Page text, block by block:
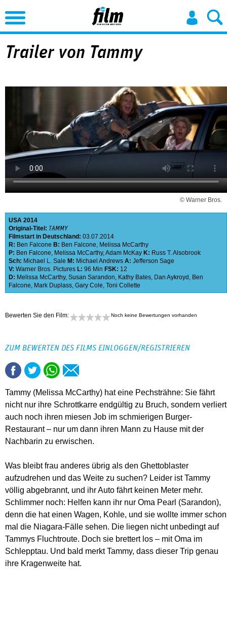
Jump to Navigation
Trailer von Tammy
© Warner Bros.
USA 2014
Original-Titel: TAMMY
Filmstart in Deutschland: 03.07.2014
R: Ben Falcone B: Ben Falcone, Melissa McCarthy
P: Ben Falcone, Melissa McCarthy,Adam McKay K: Russ T. Alsobrook
Sch: Michael L. Sale M: Michael Andrews A: Jefferson Sage
V: Warner Bros. Pictures L: 96 Min FSK: 12
D: Melissa McCarthy, Susan Sarandon, Kathy Bates, Dan Aykroyd , Ben
Falcone, Mark Duplass, Gary Cole, Toni Collette
Bewerten Sie den Film: Noch keine Bewertungen vorhanden
ZUM BEWERTEN DES FILMS EINLOGGEN/REGISTRIEREN
Tammy (Melissa McCarthy) hat eine Pechsträhne: Sie fährt
nicht nur ihre Schrottkarre endgültig zu Bruch, sondern verliert
auch noch ihren miesen Job im schmierigen Burger-
Restaurant – nur um dann ihren Mann zu Hause mit der
Nachbarin zu erwischen.
Was bleibt frau anderes übrig als den Ghettoblaster
aufzudrehen und das Weite zu suchen? Leider ist Tammy
völlig abgebrannt, und ihr Auto fährt keinen Meter mehr.
Schlimmer noch: Helfen kann ihr nur Oma Pearl (Sarandon),
denn die hat einen Wagen, Kohle, und sie wollte immer schon
mal die Niagara-Fälle sehen. Die liegen nicht unbedingt auf
Tammys Fluchtroute. Doch sie brettert los – mit Oma im
Schlepptau. Und bald merkt Tammy, dass dieser Trip genau
ihre Kragenweite hat.